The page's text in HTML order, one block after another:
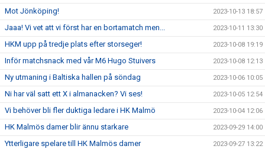
Mot Jönköping! 2023-10-13 18:57
Jaaa! Vi vet att vi först har en bortamatch men... 2023-10-11 13:30
HKM upp på tredje plats efter storseger! 2023-10-08 19:19
Inför matchsnack med vår M6 Hugo Stuivers 2023-10-08 12:13
Ny utmaning i Baltiska hallen på söndag 2023-10-06 10:05
Ni har väl satt ett X i almanacken? Vi ses! 2023-10-05 12:54
Vi behöver bli fler duktiga ledare i HK Malmö 2023-10-04 12:06
HK Malmös damer blir ännu starkare 2023-09-29 14:00
Ytterligare spelare till HK Malmös damer 2023-09-27 13:22